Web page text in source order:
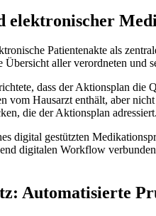
elektronischer
Patientenakte als
Übersicht aller verordneten und
dass der Aktionsplan
vom Hausarzt enthält, aber
die der Aktionsplan adressiert.
digital gestützten
digitalen Workflow
Automatisierte